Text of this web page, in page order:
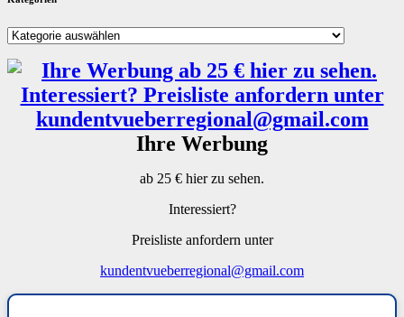
Kategorien
Ihre Werbung
ab 25 € hier zu sehen.
Interessiert?
Preisliste anfordern unter
kundentvueberregional@gmail.com